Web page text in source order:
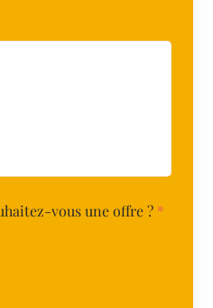
vous une offre ? *